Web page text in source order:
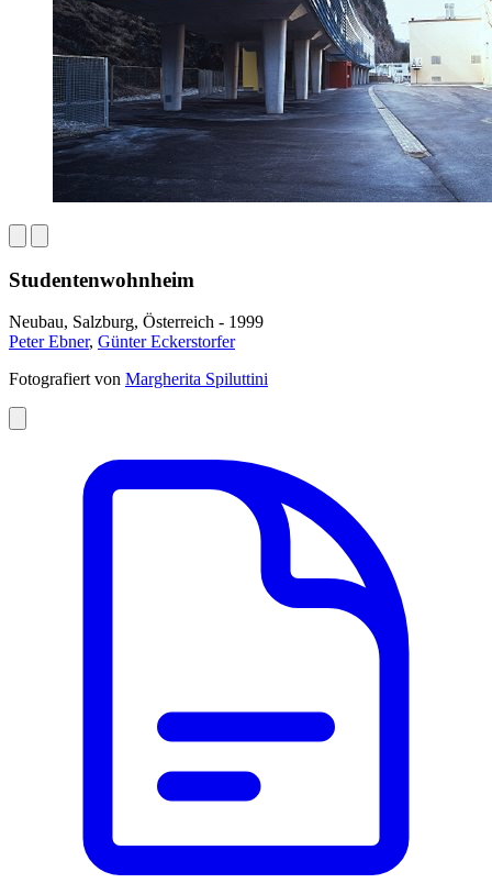
Studentenwohnheim
Neubau, Salzburg, Österreich - 1999
Peter Ebner, Günter Eckerstorfer
Fotografiert von Margherita Spiluttini